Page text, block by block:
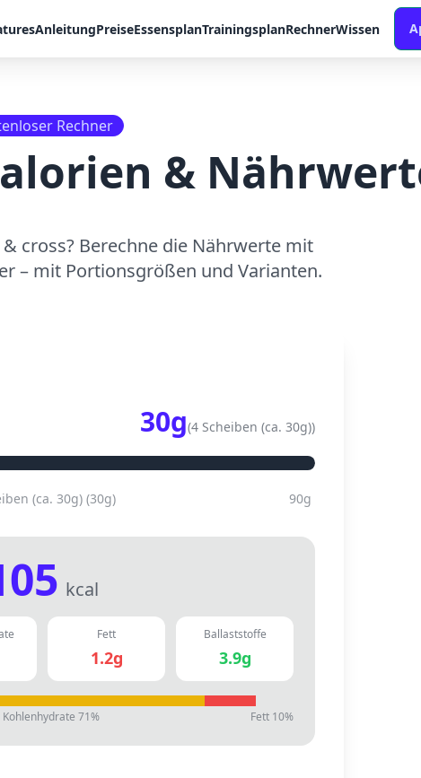
AnleitungPreiseEssensplanTrainingsplanRechnerWissen
Rechner
&
cross? Berechne die Nährwerte mit
– mit Portionsgrößen und Varianten.
30g(4 Scheiben (ca. 30g))
(ca. 30g)(30g) 90g
kcal
Fett
1.2g
Ballaststoffe
3.9g
Kohlenhydrate 71% Fett 10%